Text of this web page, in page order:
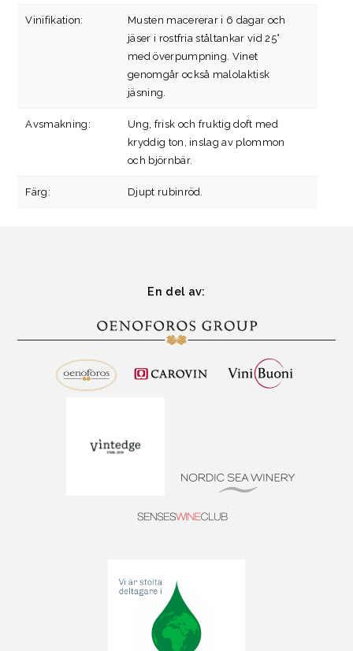
Vinifikation:
Musten macererar i 6 dagar och
jäser i rostfria ståltankar vid 25°
med överpumpning. Vinet
genomgår också malolaktisk
jäsning.
Avsmakning:
Ung, frisk och fruktig doft med
kryddig ton, inslag av plommon
och björnbär.
Färg: Djupt rubinröd.
En del av: